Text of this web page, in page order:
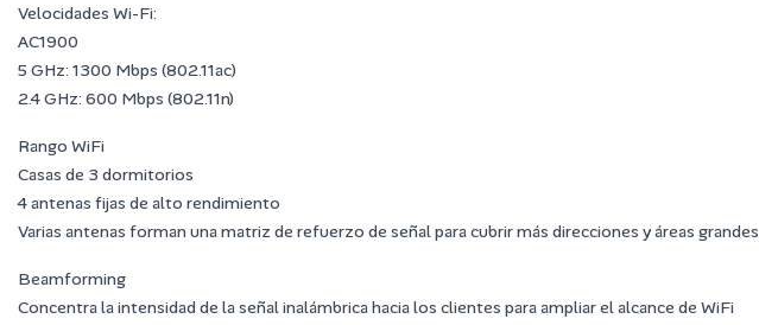
Velocidades Wi-Fi:
AC1900
5 GHz: 1300 Mbps (802.11ac)
2.4 GHz: 600 Mbps (802.11n)
Rango WiFi
Casas de 3 dormitorios
4 antenas fijas de alto rendimiento
Varias antenas forman una matriz de refuerzo de señal para cubrir más direcciones y áreas grandes
Beamforming
Concentra la intensidad de la señal inalámbrica hacia los clientes para ampliar el alcance de WiFi